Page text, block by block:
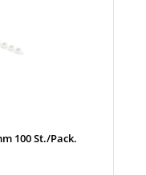
100 St./Pack.